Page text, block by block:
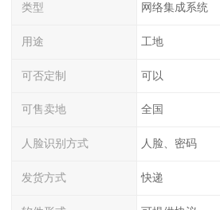
类型 网络集成系统
用途 工地
可否定制 可以
可售卖地 全国
人脸识别方式 人脸、密码
发货方式 快递